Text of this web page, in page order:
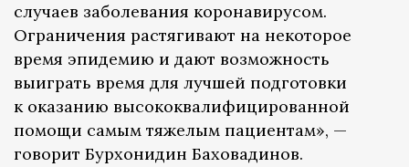
случаев заболевания коронавирусом.
Ограничения растягивают на некоторое
время эпидемию и дают возможность
выиграть время для лучшей подготовки
к оказанию высококвалифицированной
помощи самым тяжелым пациентам», —
говорит Бурхонидин Баховадинов.